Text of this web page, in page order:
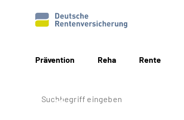
Prävention Reha Rente